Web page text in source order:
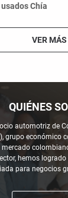
Chía
VER MÁS
QUIÉNES
automotriz de
grupo económico
mercado
hemos
para negocios